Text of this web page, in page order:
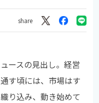
share
ースの見出し。経営
す頃には、市場はす
り込み、動き始めて